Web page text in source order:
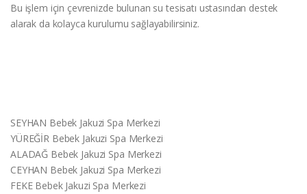
Bu işlem için çevrenizde bulunan su tesisatı ustasından destek
alarak da kolayca kurulumu sağlayabilirsiniz.
SEYHAN Bebek Jakuzi Spa Merkezi
YÜREĞİR Bebek Jakuzi Spa Merkezi
ALADAĞ Bebek Jakuzi Spa Merkezi
CEYHAN Bebek Jakuzi Spa Merkezi
FEKE Bebek Jakuzi Spa Merkezi